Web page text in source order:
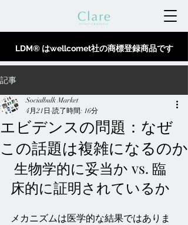
LDM® はwellcomet社の商標登録商品です
記事
エビデンスの問題：なぜ
この話題は複雑になるのか
Socialbulk Market
4月21日 読了時間: 16分
生物学的に妥当か vs. 臨
床的に証明されているか
メカニズムは医学的な結果ではありま